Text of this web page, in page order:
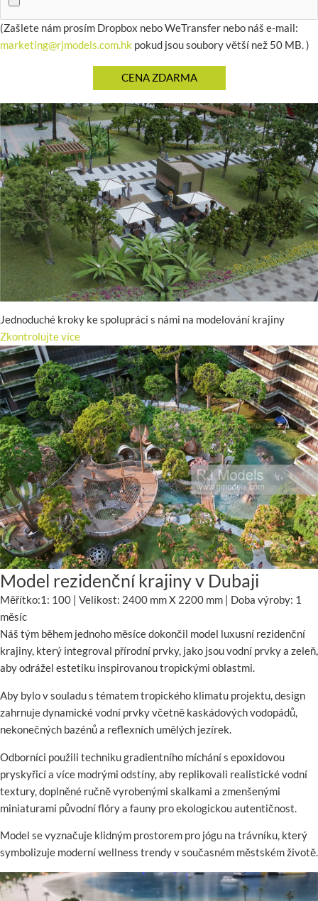
(Zašlete nám prosím Dropbox nebo WeTransfer nebo náš e-mail:
marketing@rjmodels.com.hk pokud jsou soubory větší než 50 MB. )
Jednoduché kroky ke spolupráci s námi na modelování krajiny
Zkontrolujte více
Model rezidenční krajiny v Dubaji
Měřítko:1: 100 | Velikost: 2400 mm X 2200 mm | Doba výroby: 1
měsíc
Náš tým během jednoho měsíce dokončil model luxusní rezidenční
krajiny, který integroval přírodní prvky, jako jsou vodní prvky a zeleň,
aby odrážel estetiku inspirovanou tropickými oblastmi.
Aby bylo v souladu s tématem tropického klimatu projektu, design
zahrnuje dynamické vodní prvky včetně kaskádových vodopádů,
nekonečných bazénů a reflexních umělých jezírek.
Odborníci použili techniku gradientního míchání s epoxidovou
pryskyřicí a více modrými odstíny, aby replikovali realistické vodní
textury, doplněné ručně vyrobenými skalkami a zmenšenými
miniaturami původní flóry a fauny pro ekologickou autentičnost.
Model se vyznačuje klidným prostorem pro jógu na trávníku, který
symbolizuje moderní wellness trendy v současném městském životě.